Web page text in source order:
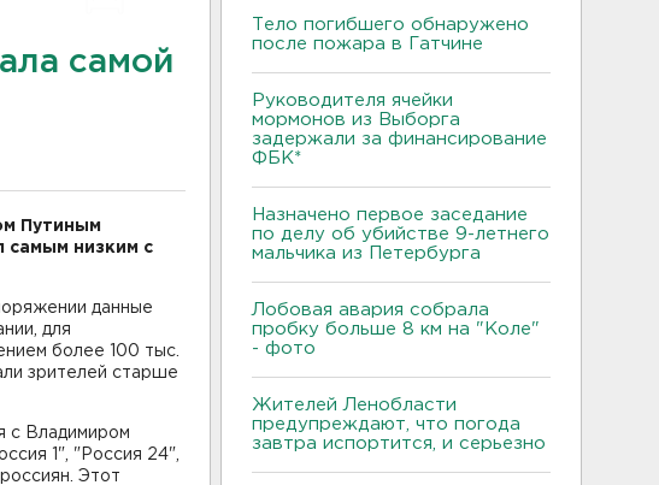
самой
Путиным
самым низким с
данные
для
более 100 тыс.
зрителей старше
с Владимиром
1", "Россия 24",
Этот
Тело погибшего обнаружено
после пожара в Гатчине
Руководителя ячейки
мормонов из Выборга
задержали за финансирование
ФБК*
Назначено первое заседание
по делу об убийстве 9-летнего
мальчика из Петербурга
Лобовая авария собрала
пробку больше 8 км на "Коле"
- фото
Жителей Ленобласти
предупреждают, что погода
завтра испортится, и серьезно